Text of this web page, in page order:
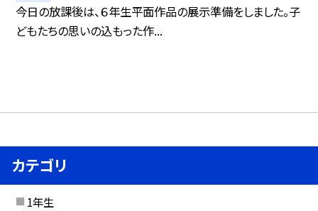
今日の放課後は、６年生平面作品の展示準備をしました。子
どもたちの思いの込もった作...
カテゴリ
1年生